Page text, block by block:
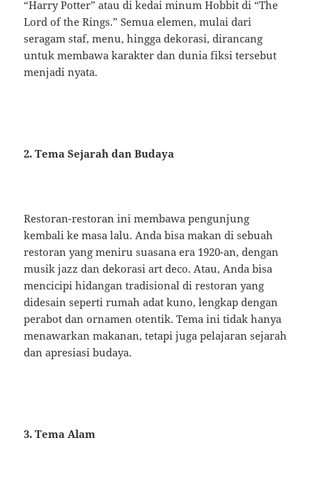
“Harry Potter” atau di kedai minum Hobbit di “The
Lord of the Rings.” Semua elemen, mulai dari
seragam staf, menu, hingga dekorasi, dirancang
untuk membawa karakter dan dunia fiksi tersebut
menjadi nyata.
2. Tema Sejarah dan Budaya
Restoran-restoran ini membawa pengunjung
kembali ke masa lalu. Anda bisa makan di sebuah
restoran yang meniru suasana era 1920-an, dengan
musik jazz dan dekorasi art deco. Atau, Anda bisa
mencicipi hidangan tradisional di restoran yang
didesain seperti rumah adat kuno, lengkap dengan
perabot dan ornamen otentik. Tema ini tidak hanya
menawarkan makanan, tetapi juga pelajaran sejarah
dan apresiasi budaya.
3. Tema Alam